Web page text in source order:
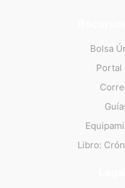
Bolsa
Portal
Libro: